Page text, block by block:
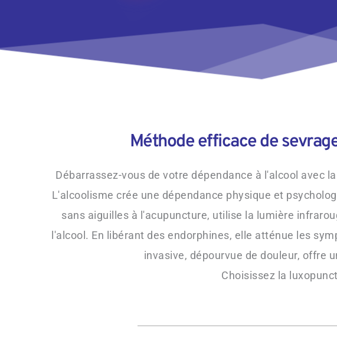
Méthode efficace de
Débarrassez-vous de votre dépendance à l'alcool avec
L'alcoolisme crée une dépendance physique et
sans aiguilles à l'acupuncture, utilise la lumière
l'alcool. En libérant des endorphines, elle atténue les
invasive, dépourvue de douleur, offre
Choisissez la